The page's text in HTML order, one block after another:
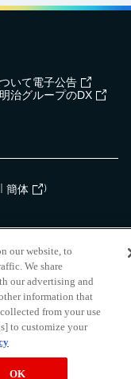
いて電子公告
明治グループのDX
｜ 簡体 ）
our website, to
We share
our advertising and
information that
from your use
to customize your
OK